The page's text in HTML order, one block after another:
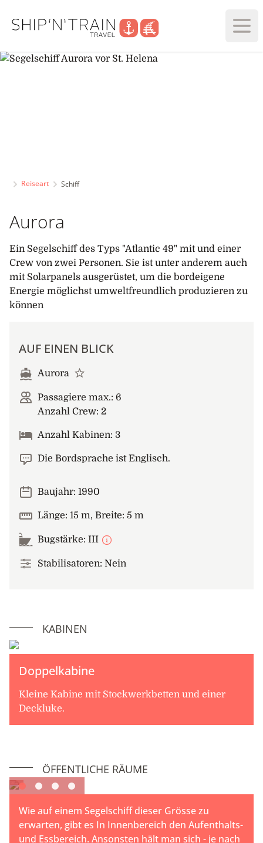
Reiseart Schiff
Aurora
Ein Segelschiff des Typs "Atlantic 49" mit und einer
Crew von zwei Personen. Sie ist unter anderem auch
mit Solarpanels ausgerüstet, um die bordeigene
Energie möglichst umweltfreundlich produzieren zu
können
AUF EINEN BLICK
Aurora
Passagiere max.: 6
Anzahl Crew: 2
Anzahl Kabinen: 3
Die Bordsprache ist Englisch.
Baujahr: 1990
Länge: 15 m, Breite: 5 m
Bugstärke: III
Stabilisatoren: Nein
KABINEN
Doppelkabine
Kleine Kabine mit Stockwerkbetten und einer
Deckluke.
ÖFFENTLICHE RÄUME
Wie auf einem Segelschiff dieser Grösse zu
erwarten, gibt es In Innenbereich den Aufenthalts-
und Essbereich. Ansonsten hält man sich - je nach